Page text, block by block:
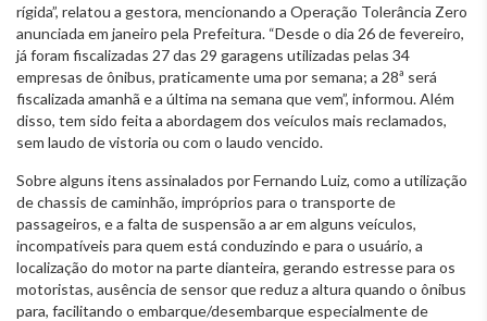
rígida”, relatou a gestora, mencionando a Operação Tolerância Zero
anunciada em janeiro pela Prefeitura. “Desde o dia 26 de fevereiro,
já foram fiscalizadas 27 das 29 garagens utilizadas pelas 34
empresas de ônibus, praticamente uma por semana; a 28ª será
fiscalizada amanhã e a última na semana que vem”, informou. Além
disso, tem sido feita a abordagem dos veículos mais reclamados,
sem laudo de vistoria ou com o laudo vencido.
Sobre alguns itens assinalados por Fernando Luiz, como a utilização
de chassis de caminhão, impróprios para o transporte de
passageiros, e a falta de suspensão a ar em alguns veículos,
incompatíveis para quem está conduzindo e para o usuário, a
localização do motor na parte dianteira, gerando estresse para os
motoristas, ausência de sensor que reduz a altura quando o ônibus
para, facilitando o embarque/desembarque especialmente de